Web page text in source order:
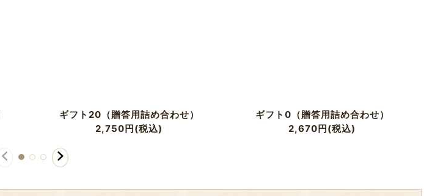
ギフト20（贈答用詰め合わせ）
2,750円(税込)
ギフト0（贈答用詰め合わせ）
2,670円(税込)